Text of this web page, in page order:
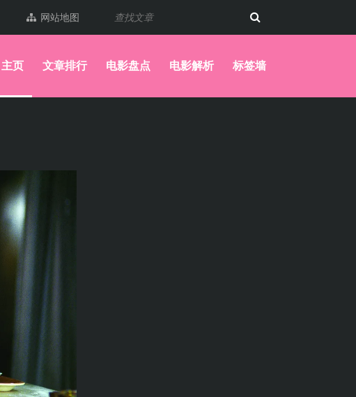
网站地图
主页 文章排行 电影盘点 电影解析 标签墙